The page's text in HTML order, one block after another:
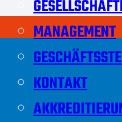
MANAGEMENT
KONTAKT